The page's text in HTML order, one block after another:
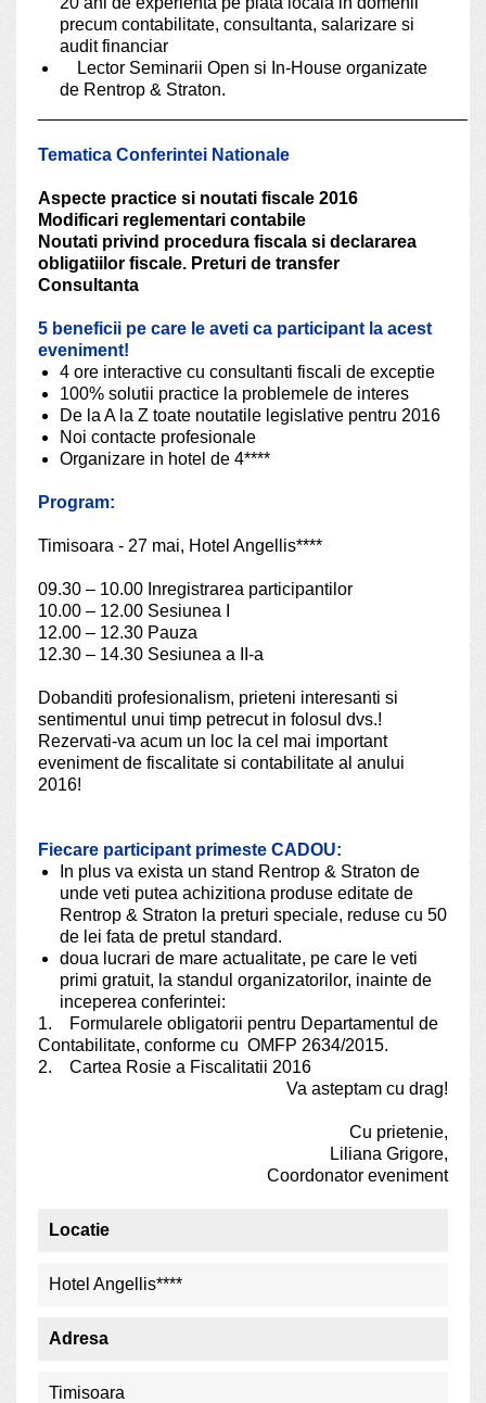
precum contabilitate, consultanta, salarizare si
audit financiar
Lector Seminarii Open si In-House organizate
de Rentrop & Straton.
Tematica Conferintei Nationale
Aspecte practice si noutati fiscale 2016
Modificari reglementari contabile
Noutati privind procedura fiscala si declararea
obligatiilor fiscale. Preturi de transfer
Consultanta
5 beneficii pe care le aveti ca participant la acest
eveniment!
4 ore interactive cu consultanti fiscali de exceptie
100% solutii practice la problemele de interes
De la A la Z toate noutatile legislative pentru 2016
Noi contacte profesionale
Organizare in hotel de 4****
Program:
Timisoara - 27 mai, Hotel Angellis****
09.30 – 10.00 Inregistrarea participantilor
10.00 – 12.00 Sesiunea I
12.00 – 12.30 Pauza
12.30 – 14.30 Sesiunea a II-a
Dobanditi profesionalism, prieteni interesanti si
sentimentul unui timp petrecut in folosul dvs.!
Rezervati-va acum un loc la cel mai important
eveniment de fiscalitate si contabilitate al anului
2016!
Fiecare participant primeste CADOU:
In plus va exista un stand Rentrop & Straton de
unde veti putea achizitiona produse editate de
Rentrop & Straton la preturi speciale, reduse cu 50
de lei fata de pretul standard.
doua lucrari de mare actualitate, pe care le veti
primi gratuit, la standul organizatorilor, inainte de
inceperea conferintei:
1. Formularele obligatorii pentru Departamentul de
Contabilitate, conforme cu OMFP 2634/2015.
2. Cartea Rosie a Fiscalitatii 2016
Va asteptam cu drag!
Cu prietenie,
Liliana Grigore,
Coordonator eveniment
Locatie
Hotel Angellis****
Adresa
Timisoara